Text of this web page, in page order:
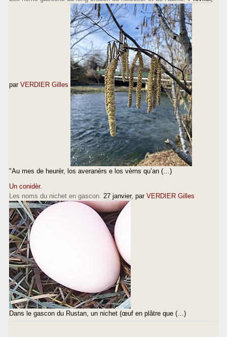
par VERDIER Gilles
"Au mes de heurèr, los averanèrs e los vèrns qu’an (…)
Un conidèr.
Les noms du nichet en gascon. 27 janvier, par VERDIER Gilles
Dans le gascon du Rustan, un nichet (œuf en plâtre que (…)